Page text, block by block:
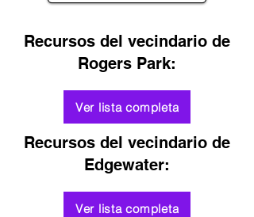
Recursos del vecindario de
Rogers Park:
Ver lista completa
Recursos del vecindario de
Edgewater:
Ver lista completa